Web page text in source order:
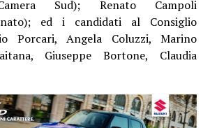
Sud); Renato Campoli
ed i candidati al Consiglio
Porcari, Angela Coluzzi, Marino
Giuseppe Bortone, Claudia